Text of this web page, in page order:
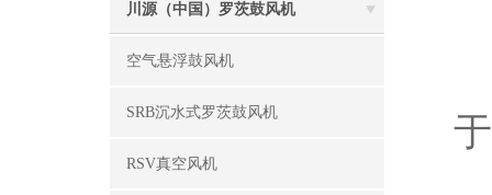
川源（中国）罗茨鼓风机
空气悬浮鼓风机
SRB沉水式罗茨鼓风机
RSV真空风机
于